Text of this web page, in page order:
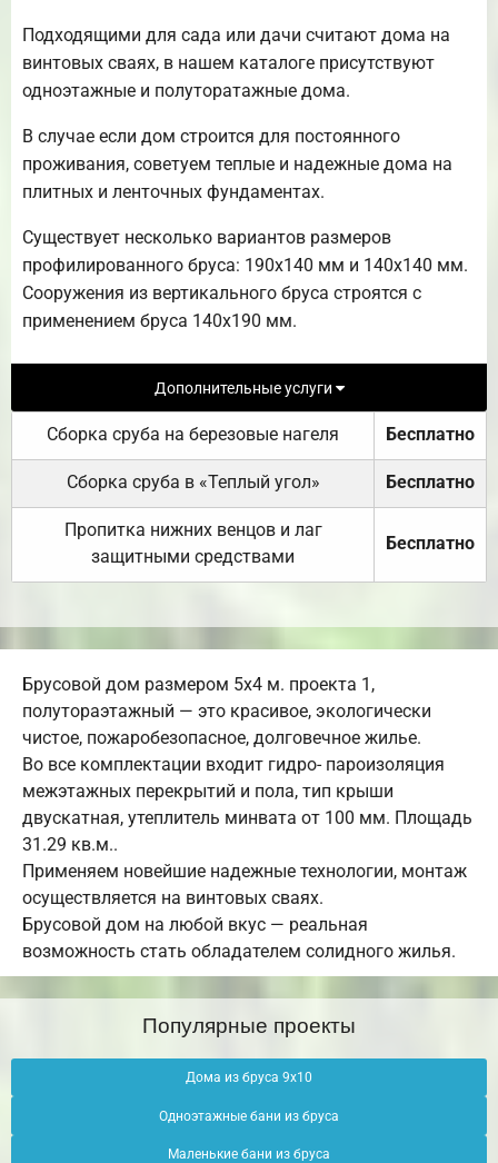
Подходящими для сада или дачи считают дома на
винтовых сваях, в нашем каталоге присутствуют
одноэтажные и полуторатажные дома.
В случае если дом строится для постоянного
проживания, советуем теплые и надежные дома на
плитных и ленточных фундаментах.
Существует несколько вариантов размеров
профилированного бруса: 190х140 мм и 140х140 мм.
Сооружения из вертикального бруса строятся с
применением бруса 140х190 мм.
Дополнительные услуги
Сборка сруба на березовые нагеля Бесплатно
Сборка сруба в «Теплый угол» Бесплатно
Пропитка нижних венцов и лаг
защитными средствами
Бесплатно
Брусовой дом размером 5х4 м. проекта 1,
полутораэтажный — это красивое, экологически
чистое, пожаробезопасное, долговечное жилье.
Во все комплектации входит гидро- пароизоляция
межэтажных перекрытий и пола, тип крыши
двускатная, утеплитель минвата от 100 мм. Площадь
31.29 кв.м..
Применяем новейшие надежные технологии, монтаж
осуществляется на винтовых сваях.
Брусовой дом на любой вкус — реальная
возможность стать обладателем солидного жилья.
Популярные проекты
Дома из бруса 9х10
Одноэтажные бани из бруса
Маленькие бани из бруса